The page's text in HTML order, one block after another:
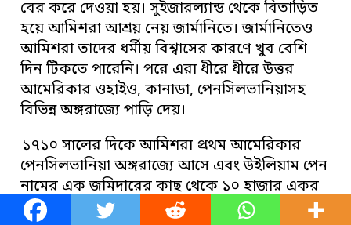
বের করে দেওয়া হয়। সুইজারল্যান্ড থেকে বিতাড়িত
হয়ে আমিশরা আশ্রয় নেয় জার্মানিতে। জার্মানিতেও
আমিশরা তাদের ধর্মীয় বিশ্বাসের কারণে খুব বেশি
দিন টিকতে পারেনি। পরে এরা ধীরে ধীরে উত্তর
আমেরিকার ওহাইও, কানাডা, পেনসিলভানিয়াসহ
বিভিন্ন অঙ্গরাজ্যে পাড়ি দেয়।
১৭১০ সালের দিকে আমিশরা প্রথম আমেরিকার
পেনসিলভানিয়া অঙ্গরাজ্যে আসে এবং উইলিয়াম পেন
নামের এক জমিদারের কাছ থেকে ১০ হাজার একর
জমি কিনে আমিশরা ল্যানকাস্টার কাউন্টিতে প্রথম